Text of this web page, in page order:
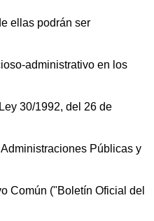
ellas podrán ser
administrativo en los
30/1992, del 26 de
Públicas y
Común ("Boletín Oficial del